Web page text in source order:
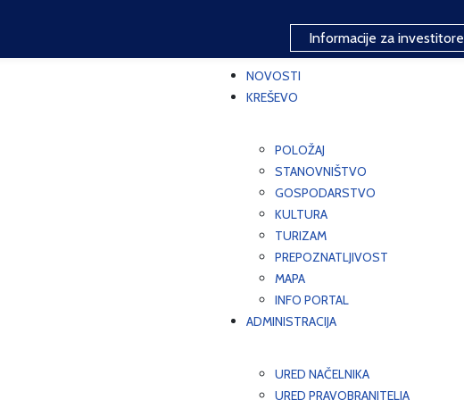
Informacije za investitore
NOVOSTI
KREŠEVO
POLOŽAJ
STANOVNIŠTVO
GOSPODARSTVO
KULTURA
TURIZAM
PREPOZNATLJIVOST
MAPA
INFO PORTAL
ADMINISTRACIJA
URED NAČELNIKA
URED PRAVOBRANITELJA